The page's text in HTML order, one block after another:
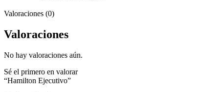
Valoraciones (0)
Valoraciones
No hay valoraciones aún.
Sé el primero en valorar
“Hamilton Ejecutivo”